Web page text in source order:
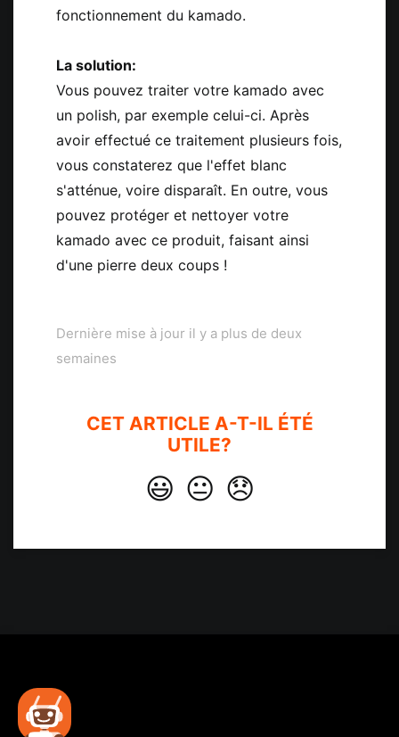
fonctionnement du kamado.
La solution:
Vous pouvez traiter votre kamado avec
un polish, par exemple celui-ci. Après
avoir effectué ce traitement plusieurs fois,
vous constaterez que l'effet blanc
s'atténue, voire disparaît. En outre, vous
pouvez protéger et nettoyer votre
kamado avec ce produit, faisant ainsi
d'une pierre deux coups !
Dernière mise à jour il y a plus de deux
semaines
CET ARTICLE A-T-IL ÉTÉ
UTILE?
😃 😐 😞